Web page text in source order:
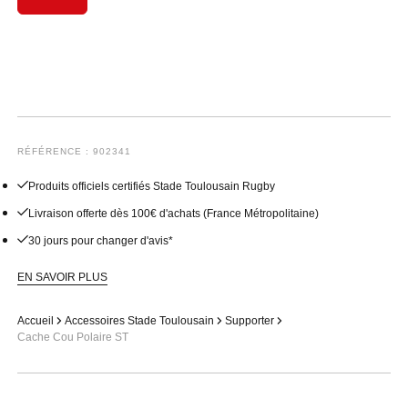
RÉFÉRENCE : 902341
Produits officiels certifiés Stade Toulousain Rugby
Livraison offerte dès 100€ d'achats (France Métropolitaine)
30 jours pour changer d'avis*
EN SAVOIR PLUS
Accueil Accessoires Stade Toulousain
Supporter
Cache Cou Polaire ST